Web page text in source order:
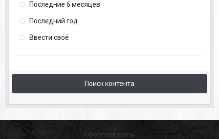
Последние 6 месяцев
Последний год
Ввести своё
Поиск контента
Обратная связь